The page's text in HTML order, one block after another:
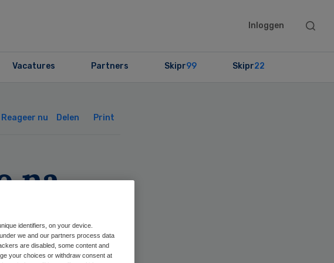
Inloggen
Search
Vacatures Partners Skipr99 Skipr22
Reageer nu Delen Print
na
identifiers, on your device.
we and our partners process data
are disabled, some content and
your choices or withdraw consent at